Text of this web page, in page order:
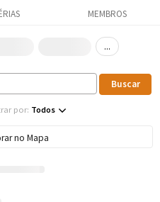
MEMBROS
...
por: Todos
no Mapa